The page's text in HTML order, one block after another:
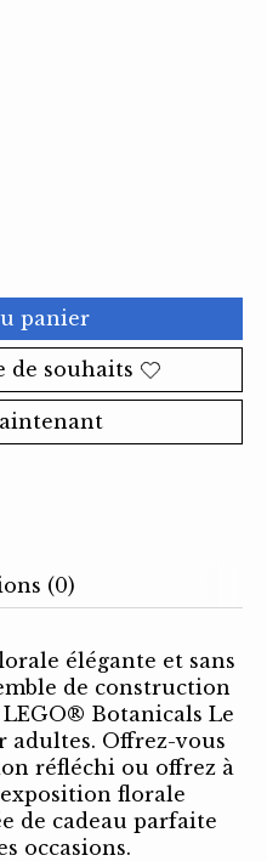
panier
de souhaits
(0)
élégante et sans
de construction
Botanicals Le
adultes. Offrez-vous
réfléchi ou offrez à
florale
de cadeau parfaite
occasions.